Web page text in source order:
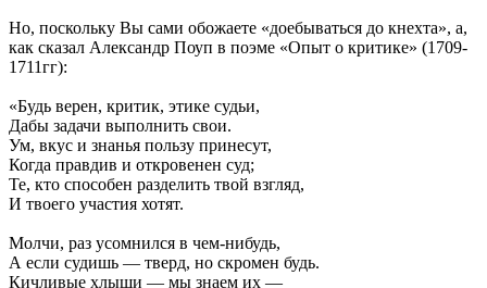
Но, поскольку Вы сами обожаете «доебываться до кнехта», а,
как сказал Александр Поуп в поэме «Опыт о критике» (1709-
1711гг):
«Будь верен, критик, этике судьи,
Дабы задачи выполнить свои.
Ум, вкус и знанья пользу принесут,
Когда правдив и откровенен суд;
Те, кто способен разделить твой взгляд,
И твоего участия хотят.
Молчи, раз усомнился в чем-нибудь,
А если судишь — тверд, но скромен будь.
Кичливые хлыщи — мы знаем их —